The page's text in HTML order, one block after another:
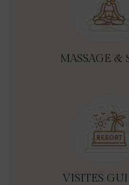
MASSAGE &
VISITES